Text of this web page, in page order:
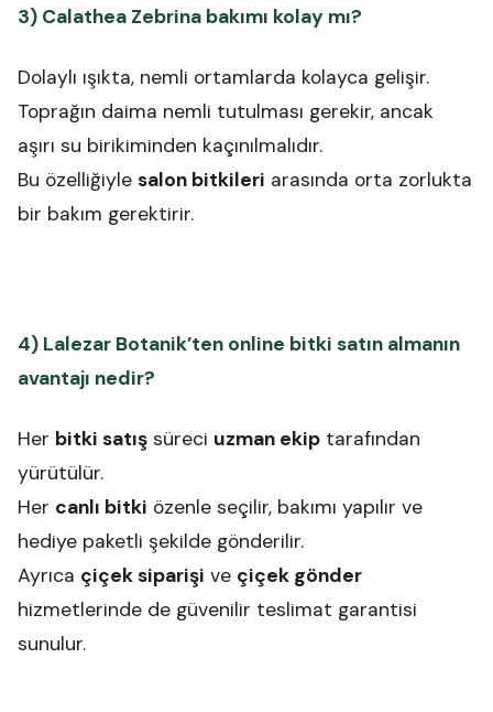
3) Calathea Zebrina bakımı kolay mı?
Dolaylı ışıkta, nemli ortamlarda kolayca gelişir.
Toprağın daima nemli tutulması gerekir, ancak
aşırı su birikiminden kaçınılmalıdır.
Bu özelliğiyle salon bitkileri arasında orta zorlukta
bir bakım gerektirir.
4) Lalezar Botanik’ten online bitki satın almanın
avantajı nedir?
Her bitki satış süreci uzman ekip tarafından
yürütülür.
Her canlı bitki özenle seçilir, bakımı yapılır ve
hediye paketli şekilde gönderilir.
Ayrıca çiçek siparişi ve çiçek gönder
hizmetlerinde de güvenilir teslimat garantisi
sunulur.